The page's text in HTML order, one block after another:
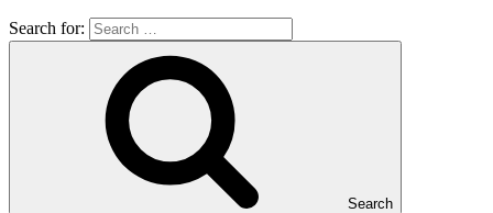
Search for:
Search